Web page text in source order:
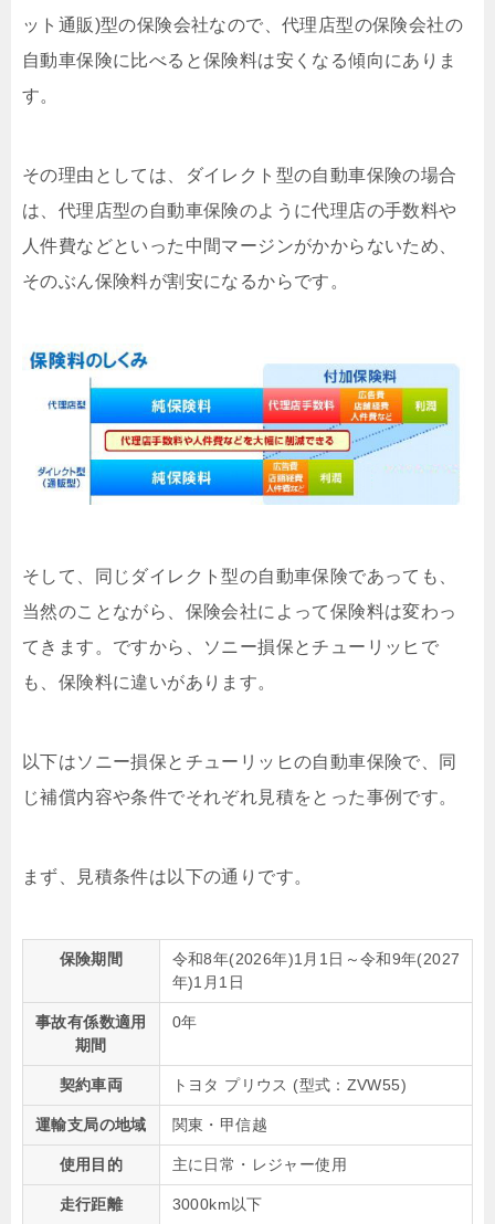
ット通販)型の保険会社なので、代理店型の保険会社の
自動車保険に比べると保険料は安くなる傾向にありま
す。
その理由としては、ダイレクト型の自動車保険の場合
は、代理店型の自動車保険のように代理店の手数料や
人件費などといった中間マージンがかからないため、
そのぶん保険料が割安になるからです。
そして、同じダイレクト型の自動車保険であっても、
当然のことながら、保険会社によって保険料は変わっ
てきます。ですから、ソニー損保とチューリッヒで
も、保険料に違いがあります。
以下はソニー損保とチューリッヒの自動車保険で、同
じ補償内容や条件でそれぞれ見積をとった事例です。
まず、見積条件は以下の通りです。
保険期間
令和8年(2026年)1月1日～令和9年(2027
年)1月1日
事故有係数適用
期間
0年
契約車両 トヨタ プリウス (型式：ZVW55)
運輸支局の地域 関東・甲信越
使用目的 主に日常・レジャー使用
走行距離 3000km以下